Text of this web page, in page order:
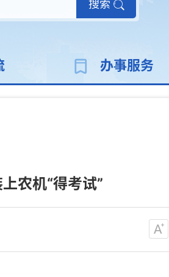
搜索
办事服务
农机“得考试”